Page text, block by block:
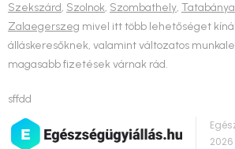
Szekszárd, Szolnok, Szombathely, Tatabánya
Zalaegerszeg mivel itt több lehetőséget
álláskeresőknek, valamint változatos
magasabb fizetések várnak rád.
sffdd
2026